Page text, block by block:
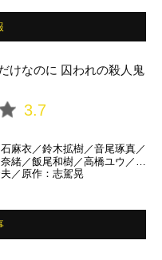
けなのに 囚われの殺人鬼
3.7
麻衣／鈴木拡樹／音尾琢真／
緒／飯尾和樹／高橋ユウ／k
／谷川りさこ／アキラ100%
／原作：志駕晃